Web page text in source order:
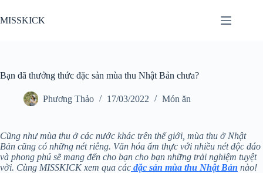
đến
phần
MISSKICK
Bạn đã thưởng thức đặc sản mùa thu Nhật Bản chưa?
Phương Thảo 17/03/2022 Món ăn
Cũng như mùa thu ở các nước khác trên thế giới, mùa thu ở Nhật
Bản cũng có những nét riêng. Văn hóa ẩm thực với nhiều nét độc đáo
và phong phú sẽ mang đến cho bạn cho bạn những trải nghiệm tuyệt
vời. Cùng MISSKICK xem qua các đặc sản mùa thu Nhật Bản nào!